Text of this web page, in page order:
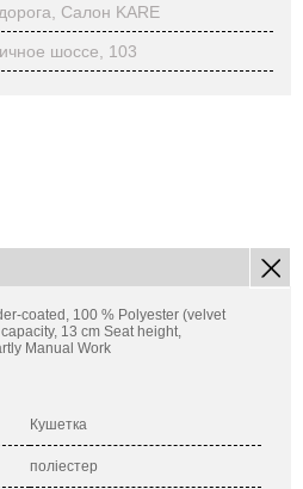
Салон KARE
шоссе, 103
coated, 100 % Polyester (velvet
13 cm Seat height,
Manual Work
Кушетка
поліестер